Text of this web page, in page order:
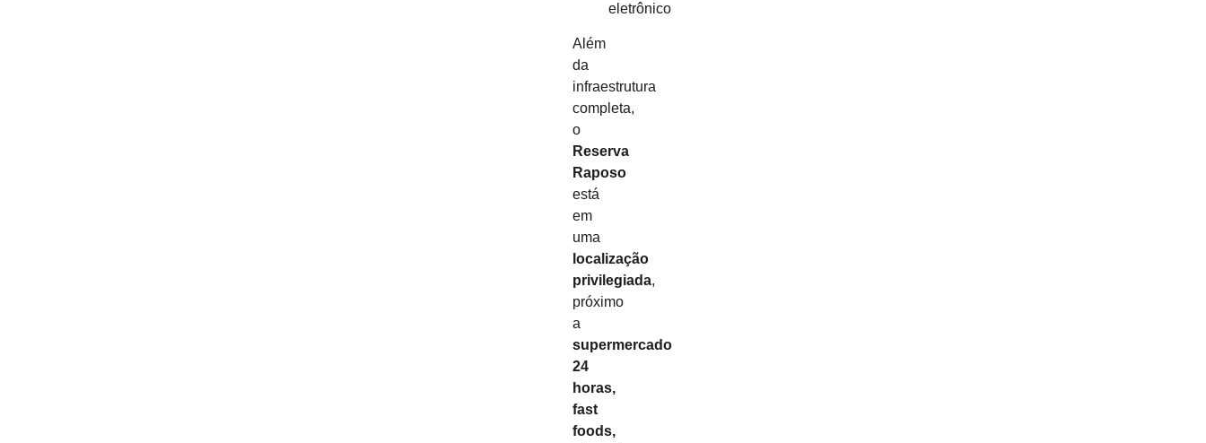
eletrônico
Além
da
infraestrutura
completa,
o
Reserva
Raposo
está
em
uma
localização
privilegiada,
próximo
a
supermercado
24
horas,
fast
foods,